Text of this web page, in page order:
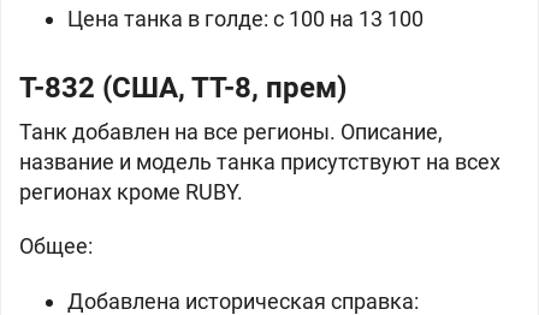
Цена танка в голде: с 100 на 13 100
T-832 (США, ТТ-8, прем)
Танк добавлен на все регионы. Описание,
название и модель танка присутствуют на всех
регионах кроме RUBY.
Общее:
Добавлена историческая справка: